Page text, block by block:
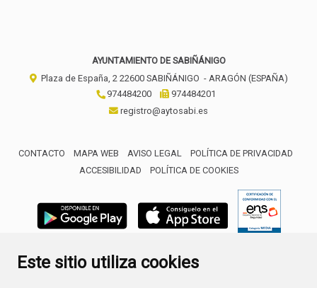
Este sitio utiliza cookies
AYUNTAMIENTO DE SABIÑÁNIGO
Plaza de España, 2 22600 SABIÑÁNIGO - ARAGÓN (ESPAÑA)
974484200
974484201
registro@aytosabi.es
CONTACTO MAPA WEB AVISO LEGAL
POLÍTICA DE PRIVACIDAD
ACCESIBILIDAD
POLÍTICA DE COOKIES